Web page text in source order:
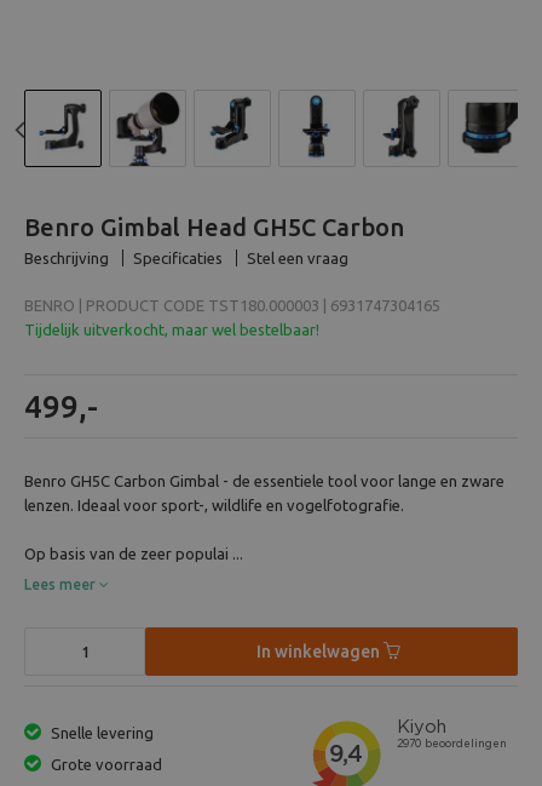
Analoog
Benro Gimbal Head GH5C Carbon
Beschrijving Specificaties Stel een vraag
BENRO | PRODUCT CODE TST180.000003 | 6931747304165
Tijdelijk uitverkocht, maar wel bestelbaar!
499,-
Benro GH5C Carbon Gimbal - de essentiele tool voor lange en zware
lenzen. Ideaal voor sport-, wildlife en vogelfotografie.
Op basis van de zeer populai ...
Lees meer
In winkelwagen
Snelle levering
Grote voorraad